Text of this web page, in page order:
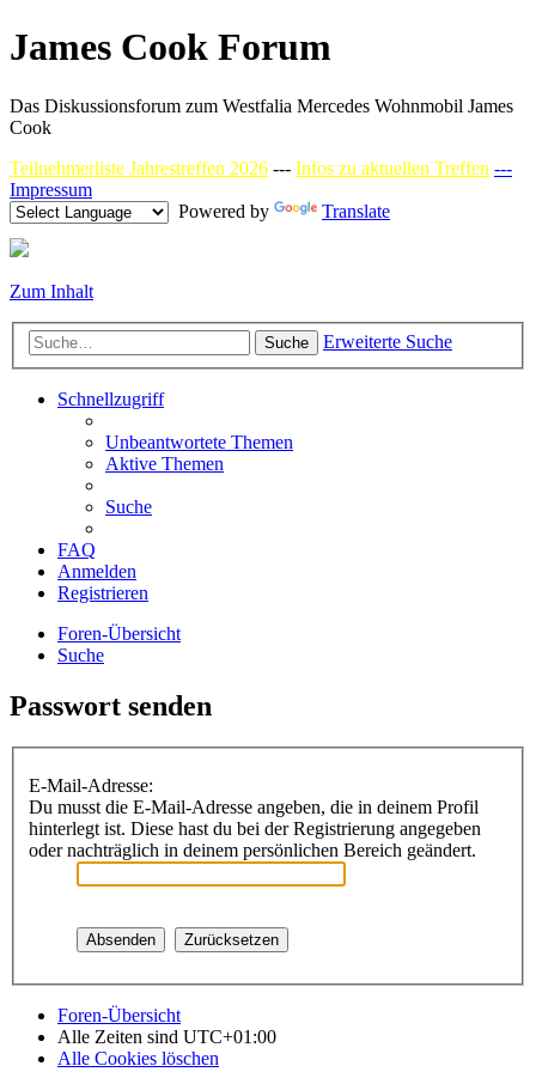
James Cook Forum
Das Diskussionsforum zum Westfalia Mercedes Wohnmobil James
Cook
Teilnehmerliste Jahrestreffen 2026 --- Infos zu aktuellen Treffen ---
Impressum
Powered by
Translate
Zum Inhalt
Suche Erweiterte Suche
Schnellzugriff
Unbeantwortete Themen
Aktive Themen
Suche
FAQ
Anmelden
Registrieren
Foren-Übersicht
Suche
Passwort senden
E-Mail-Adresse:
Du musst die E-Mail-Adresse angeben, die in deinem Profil
hinterlegt ist. Diese hast du bei der Registrierung angegeben
oder nachträglich in deinem persönlichen Bereich geändert.
Foren-Übersicht
Alle Zeiten sind UTC+01:00
Alle Cookies löschen